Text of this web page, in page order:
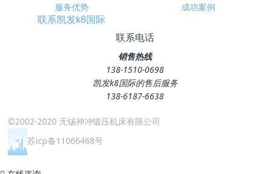
服务优势
成功案例
联系凯发k8国际
联系电话
销售热线
138-1510-0698
凯发k8国际的售后服务
138-6187-6638
©2002-2020 无锡神冲锻压机床有限公司
苏icp备11066468号